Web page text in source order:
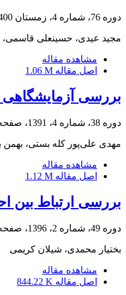
دوره 76، شماره 4، زمستان 1400، صفحه
مجید عیدی، حسینعلی قاسمی،
مشاهده مقاله
اصل مقاله 1.06 M
بررسی آزمایشگاهی
دوره 38، شماره 4، 1391، صفحه
مهدی علی‌‌پور کله بستی، بهمن
مشاهده مقاله
اصل مقاله 1.12 M
بررسی ارتباط بین
دوره 49، شماره 2، 1396، صفحه
بختیار محمدی، شیلان کریمی
مشاهده مقاله
اصل مقاله 844.22 K